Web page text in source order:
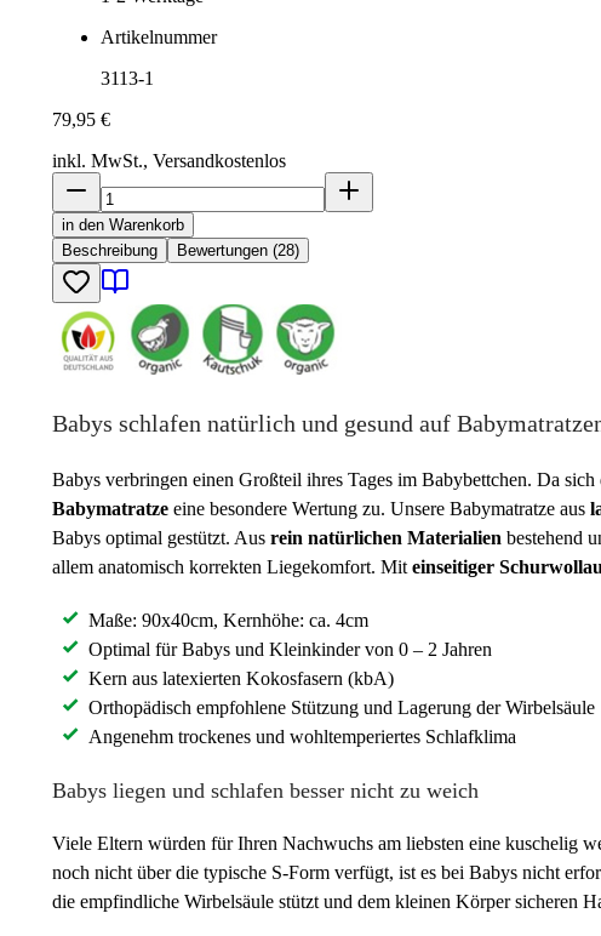
Artikelnummer
3113-1
79,95 €
inkl. MwSt., Versandkostenlos
in den Warenkorb
Beschreibung
Bewertungen (28)
Babys schlafen natürlich und gesund auf
Babys verbringen einen Großteil ihres Tages im Babybettchen. Da
Babymatratze eine besondere Wertung zu. Unsere Babymatratze aus
Babys optimal gestützt. Aus rein natürlichen Materialien bestehend
allem anatomisch korrekten Liegekomfort. Mit einseitiger
Maße: 90x40cm, Kernhöhe: ca. 4cm
Optimal für Babys und Kleinkinder von 0 – 2 Jahren
Kern aus latexierten Kokosfasern (kbA)
Orthopädisch empfohlene Stützung und Lagerung der Wirbelsäule
Angenehm trockenes und wohltemperiertes Schlafklima
Babys liegen und schlafen besser nicht zu weich
Viele Eltern würden für Ihren Nachwuchs am liebsten eine kuschelig
noch nicht über die typische S-Form verfügt, ist es bei Babys nicht
die empfindliche Wirbelsäule stützt und dem kleinen Körper sicheren